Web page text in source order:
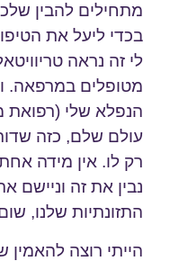
מתחילים להבין
בכדי ליעל את
לי זה נראה
מטופלים במרפאה.
הנפלא שלי
עולם שלם, כזה
רק לו. אין מידה
נבין את זה
התזונתיות שלנו,
הייתי רוצה להאמין